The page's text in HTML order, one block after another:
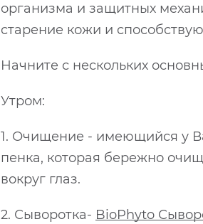
организма и защитных
старение кожи и
Начните с нескольких
Утром:
1. Очищение - имеющийся у
пенка, которая бережно
вокруг глаз.
2. Сыворотка- BioPhyto